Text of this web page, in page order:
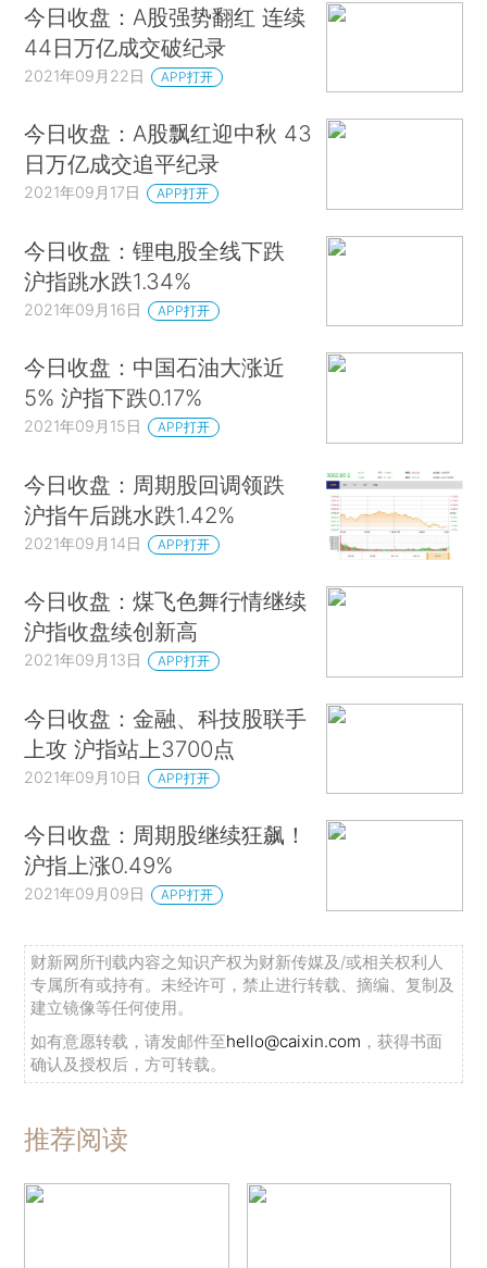
今日收盘：A股强势翻红 连续
44日万亿成交破纪录
2021年09月22日 APP打开
今日收盘：A股飘红迎中秋 43
日万亿成交追平纪录
2021年09月17日 APP打开
今日收盘：锂电股全线下跌
沪指跳水跌1.34%
2021年09月16日 APP打开
今日收盘：中国石油大涨近
5% 沪指下跌0.17%
2021年09月15日 APP打开
今日收盘：周期股回调领跌
沪指午后跳水跌1.42%
2021年09月14日 APP打开
今日收盘：煤飞色舞行情继续
沪指收盘续创新高
2021年09月13日 APP打开
今日收盘：金融、科技股联手
上攻 沪指站上3700点
2021年09月10日 APP打开
今日收盘：周期股继续狂飙！
沪指上涨0.49%
2021年09月09日 APP打开
财新网所刊载内容之知识产权为财新传媒及/或相关权利人
专属所有或持有。未经许可，禁止进行转载、摘编、复制及
建立镜像等任何使用。
如有意愿转载，请发邮件至hello@caixin.com ，获得书面
确认及授权后，方可转载。
推荐阅读